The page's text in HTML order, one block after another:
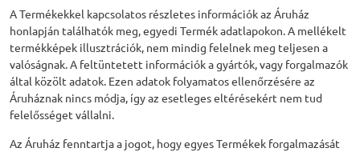
A Termékekkel kapcsolatos részletes információk az Áruház
honlapján találhatók meg, egyedi Termék adatlapokon. A mellékelt
termékképek illusztrációk, nem mindig felelnek meg teljesen a
valóságnak. A feltüntetett információk a gyártók, vagy forgalmazók
által közölt adatok. Ezen adatok folyamatos ellenőrzésére az
Áruháznak nincs módja, így az esetleges eltérésekért nem tud
felelősséget vállalni.
Az Áruház fenntartja a jogot, hogy egyes Termékek forgalmazását